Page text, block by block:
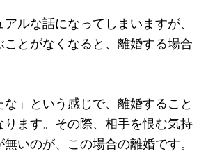
ルな話になってしまいますが、
ことがなくなると、離婚する場合
な」という感じで、離婚すること
ります。その際、相手を恨む気持
いのが、この場合の離婚です。